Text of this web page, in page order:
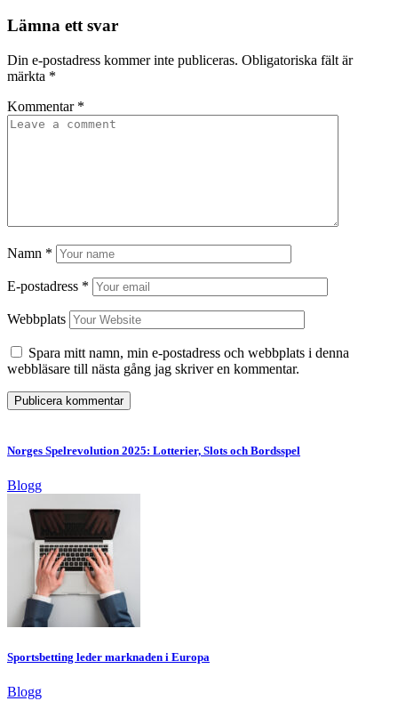
Lämna ett svar
Din e-postadress kommer inte publiceras. Obligatoriska fält är
märkta *
Kommentar *
Namn *
E-postadress *
Webbplats
Spara mitt namn, min e-postadress och webbplats i denna
webbläsare till nästa gång jag skriver en kommentar.
Norges Spelrevolution 2025: Lotterier, Slots och Bordsspel
Blogg
Sportsbetting leder marknaden i Europa
Blogg